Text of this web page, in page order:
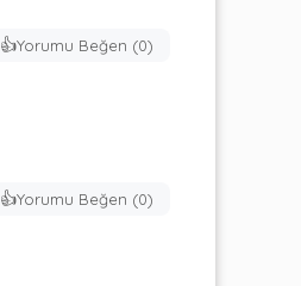
👍Yorumu Beğen (0)
👍Yorumu Beğen (0)